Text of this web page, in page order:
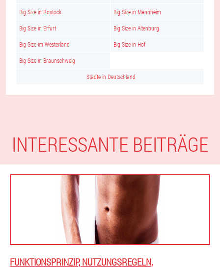
Big Size in Rostock Big Size in Mannheim
Big Size in Erfurt Big Size in Altenburg
Big Size im Westerland Big Size in Hof
Big Size in Braunschweig
Städte in Deutschland
INTERESSANTE BEITRÄGE
FUNKTIONSPRINZIP, NUTZUNGSREGELN,